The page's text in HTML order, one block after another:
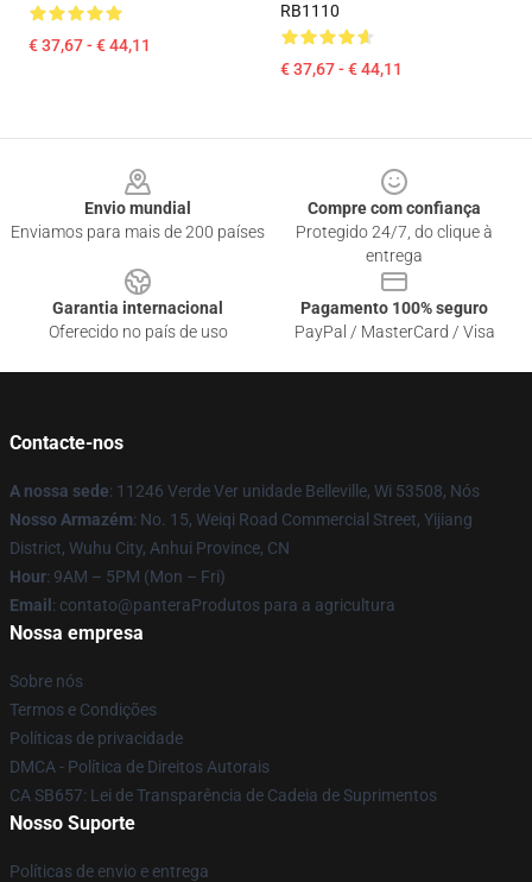
€ 37,67 - € 44,11
RB1110
€ 37,67 - € 44,11
Envio mundial
Enviamos para mais de 200 países
Compre com confiança
Protegido 24/7, do clique à
entrega
Garantia internacional
Oferecido no país de uso
Pagamento 100% seguro
PayPal / MasterCard / Visa
Contacte-nos
A nossa sede: 11246 Verde Ver unidade Belleville, Wi 53508, Nós
Nosso Armazém: No. 15, Weiqi Road Commercial Street, Yijiang
District, Wuhu City, Anhui Province, CN
Hour: 9AM – 5PM (Mon – Fri)
Email : contato@panteraProdutos para a agricultura
Nossa empresa
Sobre nós
Termos e Condições
Políticas de privacidade
DMCA - Política de Direitos Autorais
CA SB657: Lei de Transparência de Cadeia de Suprimentos
Nosso Suporte
Políticas de envio e entrega